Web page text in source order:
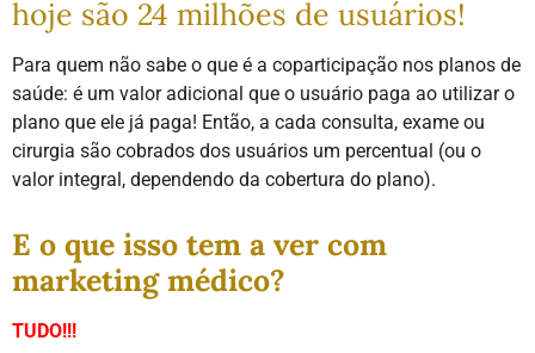
hoje são 24 milhões de usuários!
Para quem não sabe o que é a coparticipação nos planos de
saúde: é um valor adicional que o usuário paga ao utilizar o
plano que ele já paga! Então, a cada consulta, exame ou
cirurgia são cobrados dos usuários um percentual (ou o
valor integral, dependendo da cobertura do plano).
E o que isso tem a ver com
marketing médico?
TUDO!!!